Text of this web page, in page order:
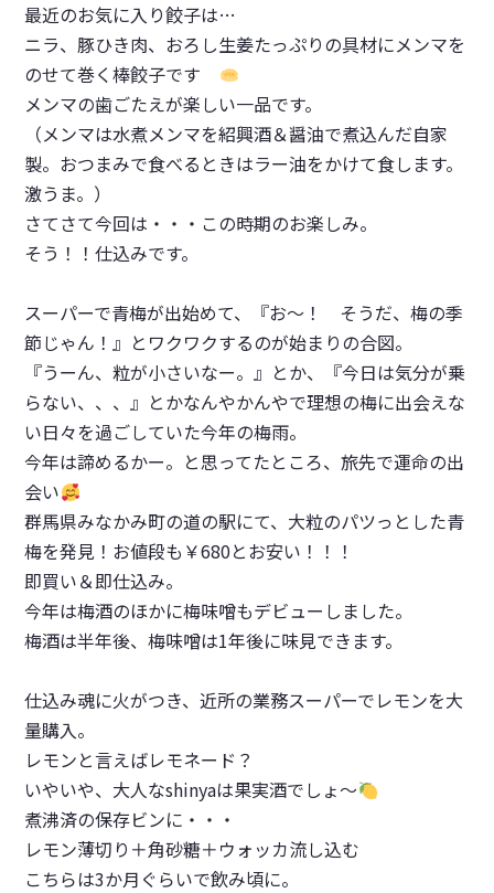
最近のお気に入り餃子は…
ニラ、豚ひき肉、おろし生姜たっぷりの具材にメンマを
のせて巻く棒餃子です
メンマの歯ごたえが楽しい一品です。
（メンマは水煮メンマを紹興酒＆醤油で煮込んだ自家
製。おつまみで食べるときはラー油をかけて食します。
激うま。）
さてさて今回は・・・この時期のお楽しみ。
そう！！仕込みです。
スーパーで青梅が出始めて、『お～！ そうだ、梅の季
節じゃん！』とワクワクするのが始まりの合図。
『うーん、粒が小さいなー。』とか、『今日は気分が乗
らない、、、』とかなんやかんやで理想の梅に出会えな
い日々を過ごしていた今年の梅雨。
今年は諦めるかー。と思ってたところ、旅先で運命の出
会い
群馬県みなかみ町の道の駅にて、大粒のパツっとした青
梅を発見！お値段も￥680とお安い！！！
即買い＆即仕込み。
今年は梅酒のほかに梅味噌もデビューしました。
梅酒は半年後、梅味噌は1年後に味見できます。
仕込み魂に火がつき、近所の業務スーパーでレモンを大
量購入。
レモンと言えばレモネード？
いやいや、大人なshinyaは果実酒でしょ～
煮沸済の保存ビンに・・・
レモン薄切り＋角砂糖＋ウォッカ流し込む
こちらは3か月ぐらいで飲み頃に。